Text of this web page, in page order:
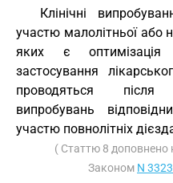
Клінічні
участю малолітньої або
яких є
застосування
проводяться після
випробувань
участю повнолітніх
( Статтю 8 доповнено
Законом N